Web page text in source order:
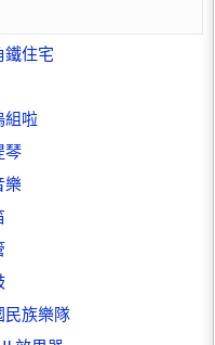
鐵住宅
組啦
琴
樂
民族樂隊